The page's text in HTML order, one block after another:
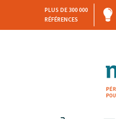
PLUS DE 300 000
RÉFÉRENCES